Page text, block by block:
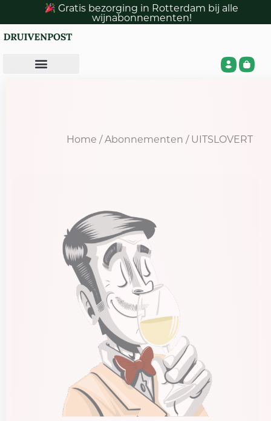
Gratis bezorging in Rotterdam bij alle
wijnabonnementen!
Home /Abonnementen / UITSLOVERT